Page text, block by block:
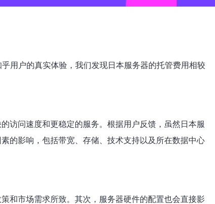
用户的真实体验，我们发现日本服务器的托管费用相较
访问速度和更稳定的服务。根据用户反馈，虽然日本服
的影响，包括带宽、存储、技术支持以及所在数据中心
和市场需求所致。其次，服务器硬件的配置也会直接影